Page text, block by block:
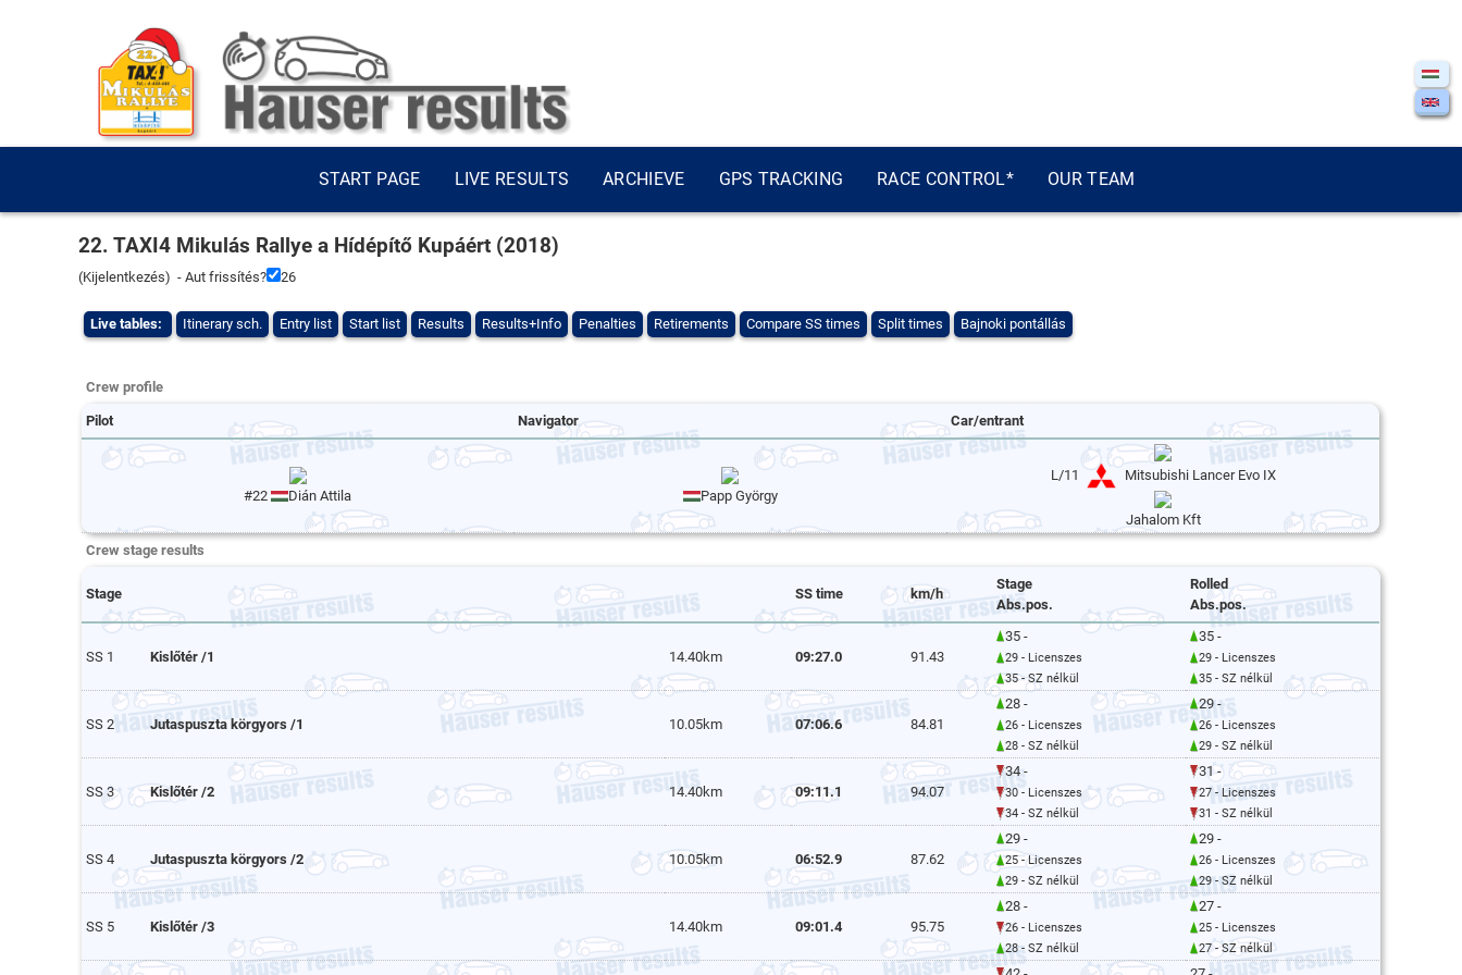
START PAGE LIVE RESULTS ARCHIEVE GPS TRACKING RACE CONTROL* OUR TEAM
22. TAXI4 Mikulás Rallye a Hídépítő Kupáért (2018)
(Kijelentkezés) - Aut frissítés? 26
Live tables: Itinerary sch. Entry list Start list Results Results+Info Penalties Retirements Compare SS times Split times Bajnoki pontállás
Crew profile
Pilot Navigator Car/entrant
#22 Dián Attila Papp György
L/11 Mitsubishi Lancer Evo IX
Jahalom Kft
Crew stage results
Stage SS time km/h
Stage
Abs.pos.
Rolled
Abs.pos.
SS 1 Kislőtér /1 14.40km 09:27.0 91.43
35 -
29 - Licenszes
35 - SZ nélkül
35 -
29 - Licenszes
35 - SZ nélkül
SS 2 Jutaspuszta körgyors /1 10.05km 07:06.6 84.81
28 -
26 - Licenszes
28 - SZ nélkül
29 -
26 - Licenszes
29 - SZ nélkül
SS 3 Kislőtér /2 14.40km 09:11.1 94.07
34 -
30 - Licenszes
34 - SZ nélkül
31 -
27 - Licenszes
31 - SZ nélkül
SS 4 Jutaspuszta körgyors /2 10.05km 06:52.9 87.62
29 -
25 - Licenszes
29 - SZ nélkül
29 -
26 - Licenszes
29 - SZ nélkül
SS 5 Kislőtér /3 14.40km 09:01.4 95.75
28 -
26 - Licenszes
28 - SZ nélkül
27 -
25 - Licenszes
27 - SZ nélkül